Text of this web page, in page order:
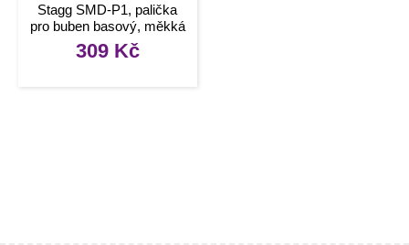
Stagg SMD-P1, palička
pro buben basový, měkká
309 Kč